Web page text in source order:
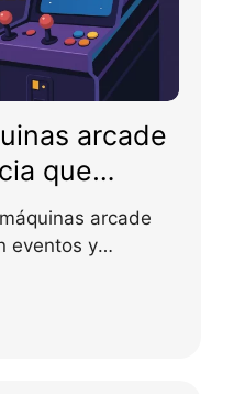
arcade
que
y
arcade
eventos y